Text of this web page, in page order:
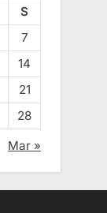
S
7
14
21
28
Mar »